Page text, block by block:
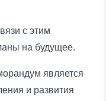
с этим
на будущее.
является
и развития